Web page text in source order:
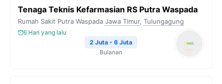
Tenaga Teknis Kefarmasian RS Putra Waspada
Rumah Sakit Putra Waspada Jawa Timur, Tulungagung
6 Hari yang lalu
2 Juta - 6 Juta
Bulanan